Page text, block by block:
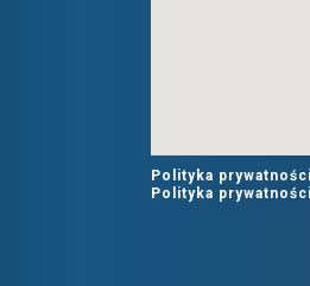
Polityka
Polityka